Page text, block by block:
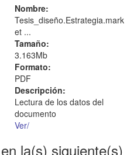
Nombre:
Tesis_diseño.Estrategia.mark
et ...
Tamaño:
3.163Mb
Formato:
PDF
Descripción:
Lectura de los datos del
documento
Ver/
la(s) siguiente(s)